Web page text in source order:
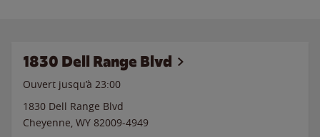
1830 Dell Range Blvd
Ouvert jusqu’à 23:00
1830 Dell Range Blvd
Cheyenne, WY 82009-4949